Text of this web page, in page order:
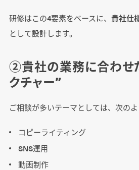
研修はこの4要素をベースに、 貴社仕
として設計します。
②貴社の業務に合わせ
クチャー”
ご相談が多いテーマとしては、次のよ
コピーライティング
SNS運用
動画制作